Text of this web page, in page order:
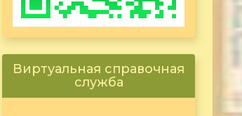
Виртуальная справочная
служба